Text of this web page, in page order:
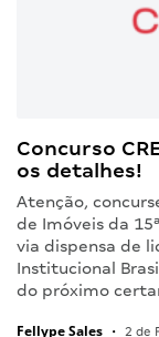
Concurso
os detalhes!
Atenção,
de Imóveis da
via dispensa de
Institucional
do próximo
Fellype Sales • 2 de